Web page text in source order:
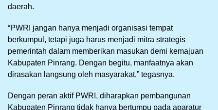
daerah.
“PWRI jangan hanya menjadi organisasi tempat
berkumpul, tetapi juga harus menjadi mitra strategis
pemerintah dalam memberikan masukan demi kemajuan
Kabupaten Pinrang. Dengan begitu, manfaatnya akan
dirasakan langsung oleh masyarakat,” tegasnya.
Dengan peran aktif PWRI, diharapkan pembangunan
Kabupaten Pinrang tidak hanya bertumpu pada aparatur